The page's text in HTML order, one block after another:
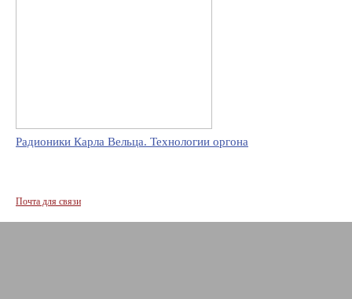
Радионики Карла Вельца. Технологии оргона
Почта для связи